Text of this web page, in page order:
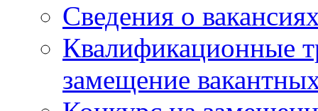
Сведения о
Квалификационные
замещение